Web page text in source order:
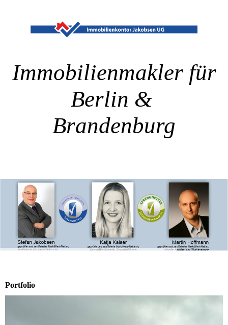
Immobilienmakler für
Berlin &
Brandenburg
Portfolio